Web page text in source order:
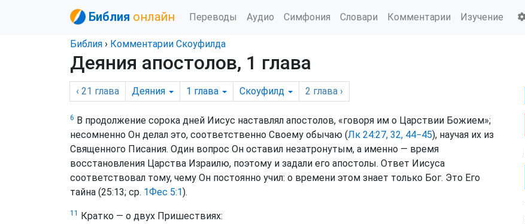
Библия онлайн Переводы Аудио Симфония Словари Комментарии Изучение
Библия › Комментарии Скоуфилда
Деяния апостолов, 1 глава
‹ 21 глава Деяния 1 глава Скоуфилд 2 глава ›
6 В продолжение сорока дней Иисус наставлял апостолов, «говоря им о Царствии Божием»;
несомненно Он делал это, соответственно Своему обычаю (Лк 24:27, 32, 44−45), научая их из
Священного Писания. Один вопрос Он оставил незатронутым, а именно — время
восстановления Царства Израилю, поэтому и задали его апостолы. Ответ Иисуса
соответствовал тому, чему Он постоянно учил: о времени этом знает только Бог. Это Его
тайна (25:13; ср. 1Фес 5:1).
11 Кратко — о двух Пришествиях: